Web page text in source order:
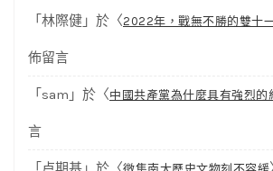
「 林際健 」於〈2022年，戰無不勝的雙十
佈留言
「 sam 」於〈中國共產黨為什麼具有強烈的
言